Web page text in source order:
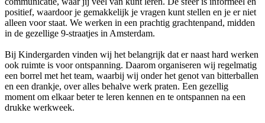
positief, waardoor je gemakkelijk je vragen kunt stellen en je er niet
alleen voor staat. We werken in een prachtig grachtenpand, midden
in de gezellige 9-straatjes in Amsterdam.
Bij Kindergarden vinden wij het belangrijk dat er naast hard werken
ook ruimte is voor ontspanning. Daarom organiseren wij regelmatig
een borrel met het team, waarbij wij onder het genot van bitterballen
en een drankje, over alles behalve werk praten. Een gezellig
moment om elkaar beter te leren kennen en te ontspannen na een
drukke werkweek.